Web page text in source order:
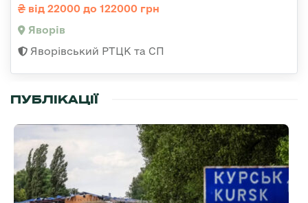
від 22000 до 122000 грн
Яворів
Яворівський РТЦК та СП
ПУБЛІКАЦІЇ